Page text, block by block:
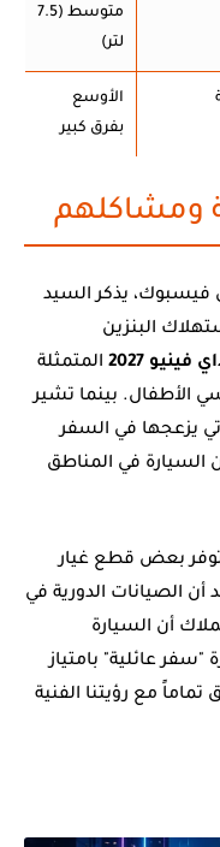
متوسط (7.5
لتر)
الأوسع
بفرق كبير
ومشاكلهم
فيسبوك، يذكر السيد
البنزين
2027
المتمثلة
الأطفال. بينما تشير
يزعجها في السفر
السيارة في المناطق
بعض قطع غيار
أن الصيانات الدورية في
أن السيارة
"سفر عائلية" بامتياز
مع رؤيتنا الفنية